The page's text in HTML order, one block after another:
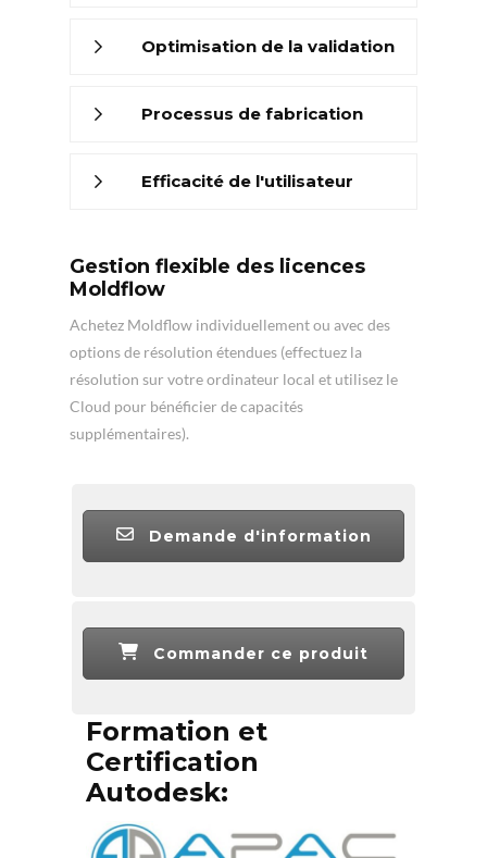
Optimisation de la validation
Processus de fabrication
Efficacité de l'utilisateur
Gestion flexible des licences
Moldflow
Achetez Moldflow individuellement ou avec des
options de résolution étendues (effectuez la
résolution sur votre ordinateur local et utilisez le
Cloud pour bénéficier de capacités
supplémentaires).
Demande d'information
Commander ce produit
Formation et
Certification
Autodesk: